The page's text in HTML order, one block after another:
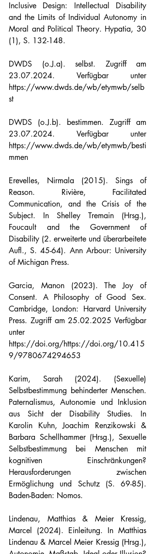
Inclusive Design: Intellectual Disability
and the Limits of Individual Autonomy in
Moral and Political Theory. Hypatia, 30
(1), S. 132-148.
DWDS (o.J.a). selbst. Zugriff am
23.07.2024. Verfügbar unter
https://www.dwds.de/wb/etymwb/selb
st
DWDS (o.J.b). bestimmen. Zugriff am
23.07.2024. Verfügbar unter
https://www.dwds.de/wb/etymwb/besti
mmen
Erevelles, Nirmala (2015). Sings of
Reason. Rivière, Facilitated
Communication, and the Crisis of the
Subject. In Shelley Tremain (Hrsg.),
Foucault and the Government of
Disability (2. erweiterte und überarbeitete
Aufl., S. 45-64). Ann Arbour: University
of Michigan Press.
Garcia, Manon (2023). The Joy of
Consent. A Philosophy of Good Sex.
Cambridge, London: Harvard University
Press. Zugriff am 25.02.2025 Verfügbar
unter
https://doi.org/https://doi.org/10.415
9/9780674294653
Karim, Sarah (2024). (Sexuelle)
Selbstbestimmung behinderter Menschen.
Paternalismus, Autonomie und Inklusion
aus Sicht der Disability Studies. In
Karolin Kuhn, Joachim Renzikowski &
Barbara Schellhammer (Hrsg.), Sexuelle
Selbstbestimmung bei Menschen mit
kognitiven Einschränkungen?
Herausforderungen zwischen
Ermöglichung und Schutz (S. 69-85).
Baden-Baden: Nomos.
Lindenau, Matthias & Meier Kressig,
Marcel (2024). Einleitung. In Matthias
Lindenau & Marcel Meier Kressig (Hrsg.),